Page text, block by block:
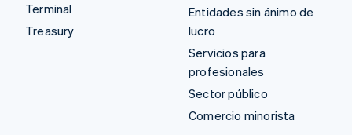
Terminal
Treasury
Entidades sin ánimo de
lucro
Servicios para
profesionales
Sector público
Comercio minorista